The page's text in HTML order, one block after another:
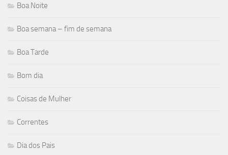
Boa Noite
Boa semana – fim de semana
Boa Tarde
Bom dia
Coisas de Mulher
Correntes
Dia dos Pais